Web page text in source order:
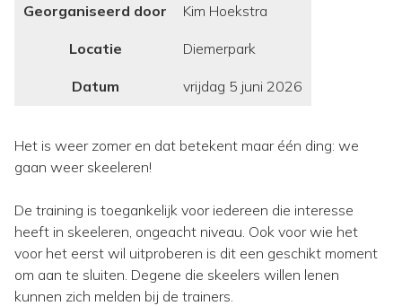
Georganiseerd door Kim Hoekstra
Locatie Diemerpark
Datum vrijdag 5 juni 2026
Het is weer zomer en dat betekent maar één ding: we
gaan weer skeeleren!
De training is toegankelijk voor iedereen die interesse
heeft in skeeleren, ongeacht niveau. Ook voor wie het
voor het eerst wil uitproberen is dit een geschikt moment
om aan te sluiten. Degene die skeelers willen lenen
kunnen zich melden bij de trainers.